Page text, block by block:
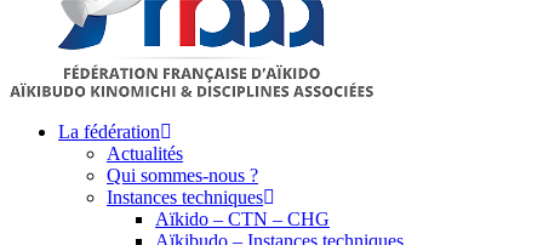
La fédération
Actualités
Qui sommes-nous ?
Instances techniques
Aïkido – CTN – CHG
Aïkibudo – Instances techniques